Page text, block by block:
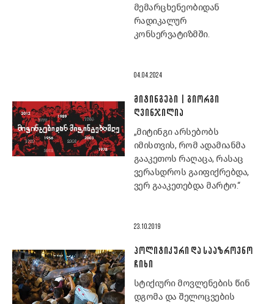
მემარცხენეობიდან
რადიკალურ
კონსერვატიზმში.
04.04.2024
ᲛᲘᲢᲘᲜᲒᲔᲑᲘ | ᲒᲘᲝᲠᲒᲘ
ᲦᲕᲘᲜᲯᲘᲚᲘᲐ
„მიტინგი არსებობს
იმისთვის, რომ ადამიანმა
გააკეთოს რაღაცა, რასაც
ვერასდროს გაიფიქრებდა,
ვერ გააკეთებდა მარტო.“
23.10.2019
ᲞᲝᲚᲘᲢᲘᲙᲣᲠᲘ ᲓᲐ ᲡᲐᲐᲖᲠᲝᲕᲜᲝ
ᲩᲘᲮᲘ
სტიქიური მოვლენების წინ
დგომა და შელოცვების